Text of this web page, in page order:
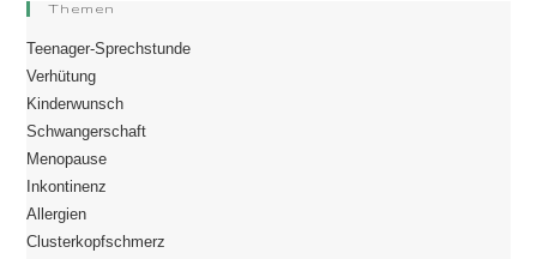
Themen
Teenager-Sprechstunde
Verhütung
Kinderwunsch
Schwangerschaft
Menopause
Inkontinenz
Allergien
Clusterkopfschmerz